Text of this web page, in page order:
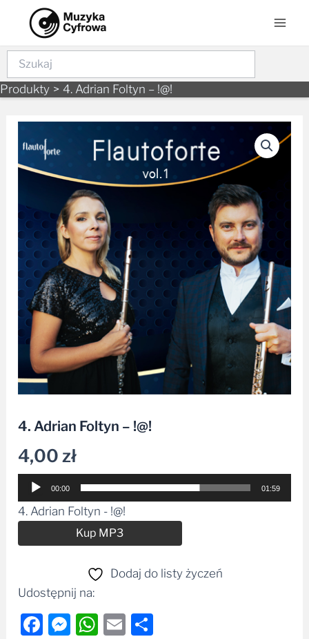
content
Szukaj
Produkty 4. Adrian Foltyn – !@!
4. Adrian Foltyn – !@!
4,00zł
Odtwarzacz
plików
dźwiękowych
00:00 01:59
4. Adrian Foltyn - !@!
Kup MP3
Dodaj do listy życzeń
Udostępnij na:
Facebook
Messenger
WhatsApp
Email